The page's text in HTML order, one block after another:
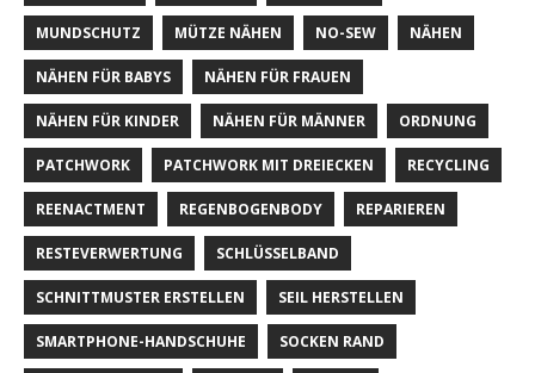
MUNDSCHUTZ MÜTZE NÄHEN NO-SEW NÄHEN
NÄHEN FÜR BABYS NÄHEN FÜR FRAUEN
NÄHEN FÜR KINDER NÄHEN FÜR MÄNNER ORDNUNG
PATCHWORK PATCHWORK MIT DREIECKEN RECYCLING
REENACTMENT REGENBOGENBODY REPARIEREN
RESTEVERWERTUNG SCHLÜSSELBAND
SCHNITTMUSTER ERSTELLEN SEIL HERSTELLEN
SMARTPHONE-HANDSCHUHE SOCKEN RAND